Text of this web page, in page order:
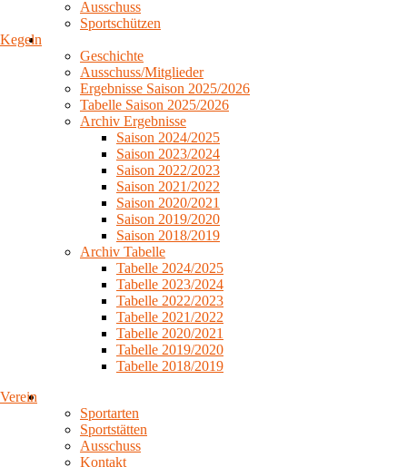
Ausschuss
Sportschützen
Kegeln
Geschichte
Ausschuss/Mitglieder
Ergebnisse Saison 2025/2026
Tabelle Saison 2025/2026
Archiv Ergebnisse
Saison 2024/2025
Saison 2023/2024
Saison 2022/2023
Saison 2021/2022
Saison 2020/2021
Saison 2019/2020
Saison 2018/2019
Archiv Tabelle
Tabelle 2024/2025
Tabelle 2023/2024
Tabelle 2022/2023
Tabelle 2021/2022
Tabelle 2020/2021
Tabelle 2019/2020
Tabelle 2018/2019
Verein
Sportarten
Sportstätten
Ausschuss
Kontakt